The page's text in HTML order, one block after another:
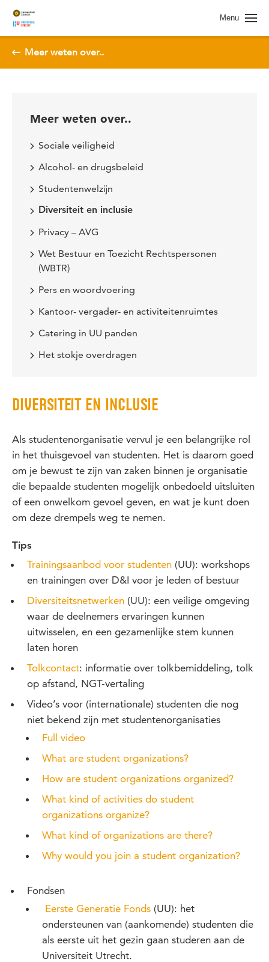
Menu
Meer weten over..
Meer weten over..
Sociale veiligheid
Alcohol- en drugsbeleid
Studentenwelzijn
Diversiteit en inclusie
Privacy – AVG
Wet Bestuur en Toezicht Rechtspersonen
(WBTR)
Pers en woordvoering
Kantoor- vergader- en activiteitenruimtes
Catering in UU panden
Het stokje overdragen
DIVERSITEIT EN INCLUSIE
Als studentenorganisatie vervul je een belangrijke rol
in het thuisgevoel van studenten. Het is daarom goed
om je bewust te zijn van zaken binnen je organisatie
die bepaalde studenten mogelijk onbedoeld uitsluiten
of een onwelkom gevoel geven, en wat je kunt doen
om deze drempels weg te nemen.
Tips
Trainingsaanbod voor studenten (UU): workshops
en trainingen over D&I voor je leden of bestuur
Diversiteitsnetwerken (UU): een veilige omgeving
waar de deelnemers ervaringen kunnen
uitwisselen, en een gezamenlijke stem kunnen
laten horen
Tolkcontact: informatie over tolkbemiddeling, tolk
op afstand, NGT-vertaling
Video’s voor (internationale) studenten die nog
niet bekend zijn met studentenorganisaties
Full video
What are student organizations?
How are student organizations organized?
What kind of activities do student
organizations organize?
What kind of organizations are there?
Why would you join a student organization?
Fondsen
Eerste Generatie Fonds (UU): het
ondersteunen van (aankomende) studenten die
als eerste uit het gezin gaan studeren aan de
Universiteit Utrecht.